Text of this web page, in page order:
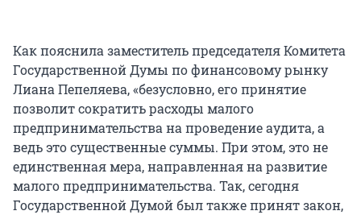
Как пояснила заместитель председателя Комитета
Государственной Думы по финансовому рынку
Лиана Пепеляева, «безусловно, его принятие
позволит сократить расходы малого
предпринимательства на проведение аудита, а
ведь это существенные суммы. При этом, это не
единственная мера, направленная на развитие
малого предпринимательства. Так, сегодня
Государственной Думой был также принят закон,